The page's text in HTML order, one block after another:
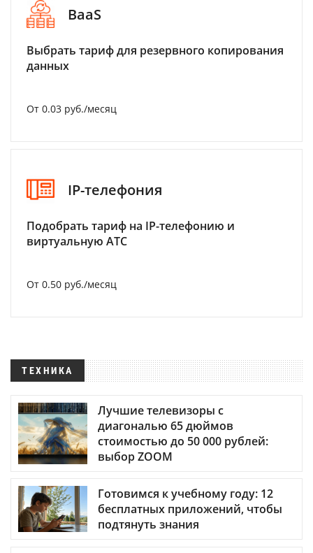
BaaS
Выбрать тариф для резервного копирования
данных
От 0.03 руб./месяц
IP-телефония
Подобрать тариф на IP-телефонию и
виртуальную АТС
От 0.50 руб./месяц
ТЕХНИКА
Лучшие телевизоры с
диагональю 65 дюймов
стоимостью до 50 000 рублей:
выбор ZOOM
Готовимся к учебному году: 12
бесплатных приложений, чтобы
подтянуть знания